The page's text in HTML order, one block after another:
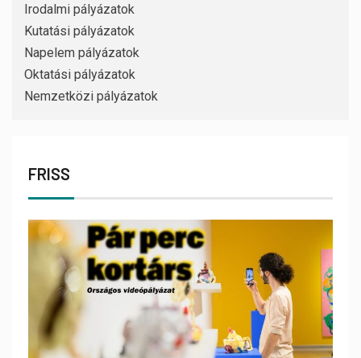
Irodalmi pályázatok
Kutatási pályázatok
Napelem pályázatok
Oktatási pályázatok
Nemzetközi pályázatok
FRISS